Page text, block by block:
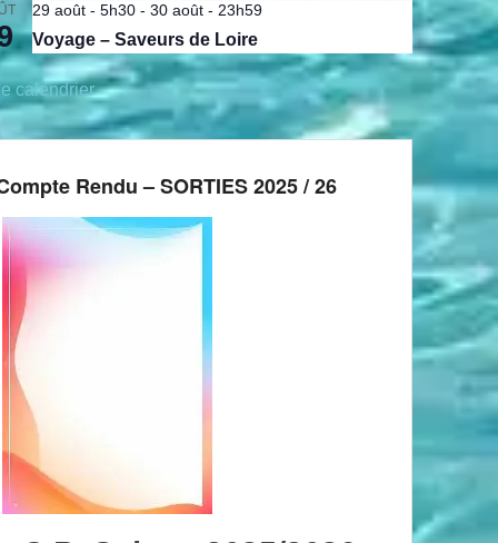
29 août - 5h30 - 30 août - 23h59
Voyage – Saveurs de Loire
calendrier
Rendu – SORTIES 2025 / 26